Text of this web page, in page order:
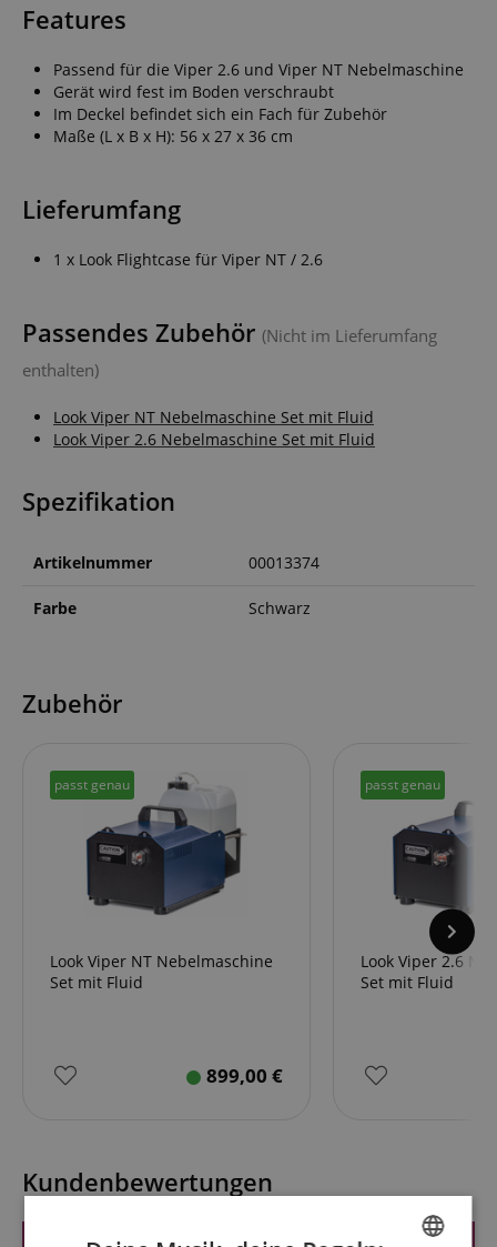
Features
Passend für die Viper 2.6 und Viper NT Nebelmaschine
Gerät wird fest im Boden verschraubt
Im Deckel befindet sich ein Fach für Zubehör
Maße (L x B x H): 56 x 27 x 36 cm
Lieferumfang
1 x Look Flightcase für Viper NT / 2.6
Passendes Zubehör (Nicht im Lieferumfang
enthalten)
Look Viper NT Nebelmaschine Set mit Fluid
Look Viper 2.6 Nebelmaschine Set mit Fluid
Spezifikation
Artikelnummer 00013374
Farbe Schwarz
Zubehör
passt genau
Look Viper NT Nebelmaschine
Set mit Fluid
899,00 €
passt genau
Look Viper 2.6
Set mit Fluid
Kundenbewertungen